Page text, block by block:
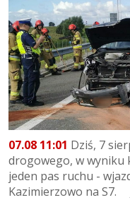
07.08 11:01 Dziś, 7
drogowego, w wyniku
jeden pas ruchu -
Kazimierzowo na S7.